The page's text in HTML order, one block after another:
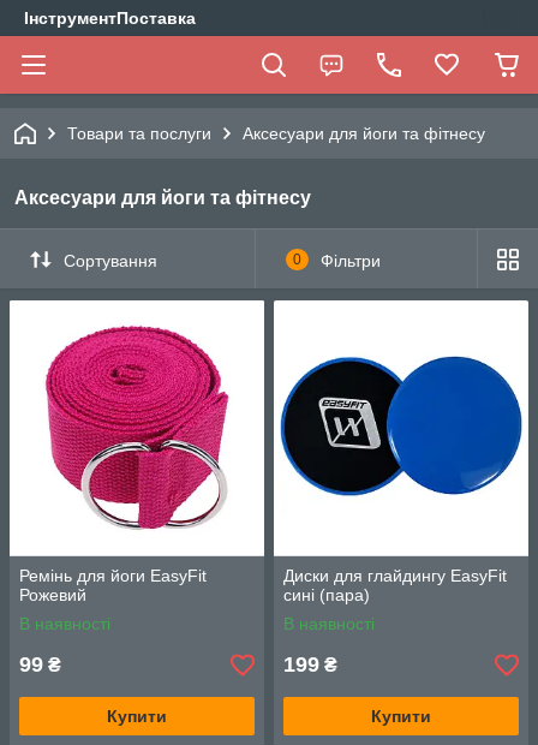
ІнструментПоставка
Товари та послуги Аксесуари для йоги та фітнесу
Аксесуари для йоги та фітнесу
Сортування 0 Фільтри
Ремінь для йоги EasyFit
Рожевий
В наявності
99 ₴
Купити
Диски для глайдингу EasyFit
сині (пара)
В наявності
199 ₴
Купити